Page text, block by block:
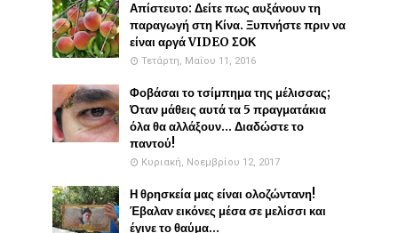
Απίστευτο: Δείτε πως αυξάνουν τη
παραγωγή στη Κίνα. Ξυπνήστε πριν να
είναι αργά VIDEO ΣΟΚ
Τετάρτη, Μαΐου 11, 2016
Φοβάσαι το τσίμπημα της μέλισσας;
Όταν μάθεις αυτά τα 5 πραγματάκια
όλα θα αλλάξουν... Διαδώστε το
παντού!
Κυριακή, Νοεμβρίου 12, 2017
Η θρησκεία μας είναι ολοζώντανη!
Έβαλαν εικόνες μέσα σε μελίσσι και
έγινε το θαύμα...